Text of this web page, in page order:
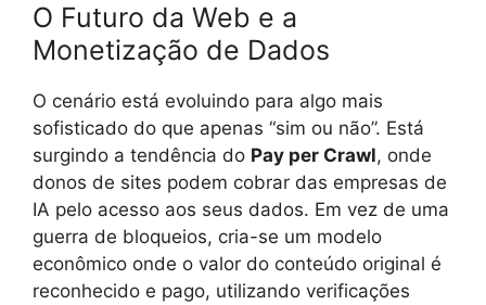
O Futuro da Web e a
Monetização de Dados
O cenário está evoluindo para algo mais
sofisticado do que apenas “sim ou não”. Está
surgindo a tendência do Pay per Crawl, onde
donos de sites podem cobrar das empresas de
IA pelo acesso aos seus dados. Em vez de uma
guerra de bloqueios, cria-se um modelo
econômico onde o valor do conteúdo original é
reconhecido e pago, utilizando verificações